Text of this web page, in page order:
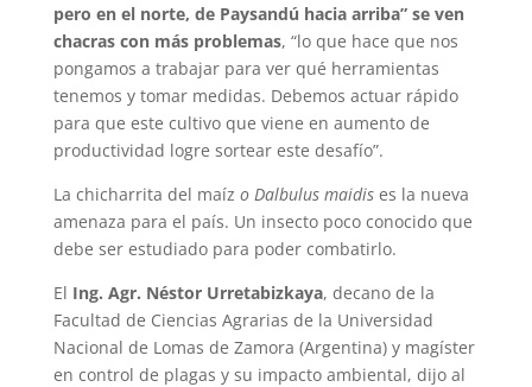
pero en el norte, de Paysandú hacia arriba” se ven
chacras con más problemas, “lo que hace que nos
pongamos a trabajar para ver qué herramientas
tenemos y tomar medidas. Debemos actuar rápido
para que este cultivo que viene en aumento de
productividad logre sortear este desafío”.
La chicharrita del maíz o Dalbulus maidises la nueva
amenaza para el país. Un insecto poco conocido que
debe ser estudiado para poder combatirlo.
El Ing. Agr. Néstor Urretabizkaya, decano de la
Facultad de Ciencias Agrarias de la Universidad
Nacional de Lomas de Zamora (Argentina) y magíster
en control de plagas y su impacto ambiental, dijo al